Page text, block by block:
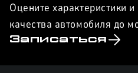
Оцените характеристики
качества автомобиля до
Записаться